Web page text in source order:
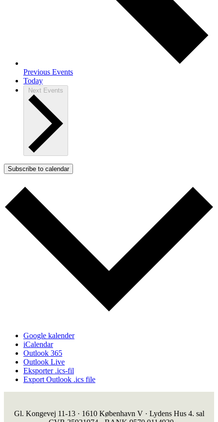
Previous Events
Today
Next Events
Subscribe to calendar
Google kalender
iCalendar
Outlook 365
Outlook Live
Eksporter .ics-fil
Export Outlook .ics file
Gl. Kongevej 11-13 · 1610 København V · Lydens Hus 4. sal